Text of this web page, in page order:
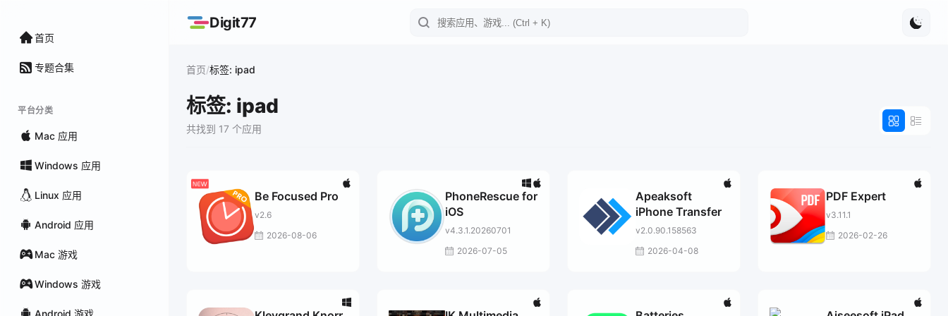
首页
专题合集
平台分类
Mac 应用
Windows 应用
Linux 应用
Android 应用
Mac 游戏
Windows 游戏
Android 游戏
Digit77
首页/标签: ipad
标签: ipad
共找到 17 个应用
Be Focused Pro
v2.6
2026-08-06
PhoneRescue for
iOS
v4.3.1.20260701
2026-07-05
Apeaksoft
iPhone Transfer
v2.0.90.158563
2026-04-08
PDF Expert
v3.11.1
2026-02-26